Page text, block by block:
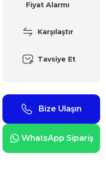
Fiyat Alarmı
Karşılaştır
Tavsiye Et
Bize Ulaşın
WhatsApp Sipariş